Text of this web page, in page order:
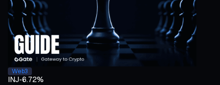
Web3
INJ-6.72%